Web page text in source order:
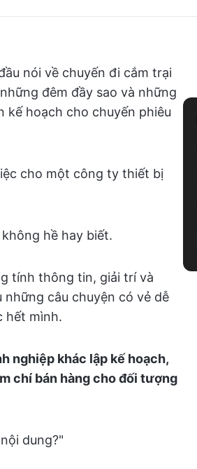
nói về chuyến đi cắm trại
đêm đầy sao và những
kế hoạch cho chuyến phiêu
cho một công ty thiết bị
hề hay biết.
tính thông tin, giải trí và
câu chuyện có vẻ dễ
hết mình.
nghiệp khác lập kế hoạch,
chí bán hàng cho đối tượng
dung?"